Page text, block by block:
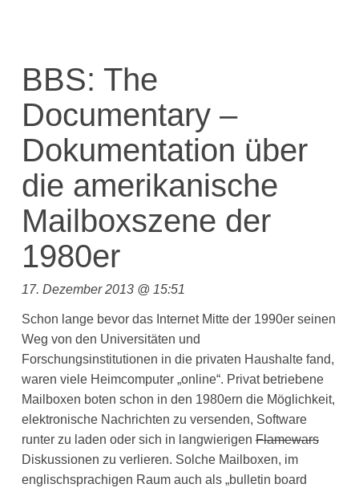
BBS: The
Documentary –
Dokumentation über
die amerikanische
Mailboxszene der
1980er
17. Dezember 2013 @ 15:51
Schon lange bevor das Internet Mitte der 1990er seinen
Weg von den Universitäten und
Forschungsinstitutionen in die privaten Haushalte fand,
waren viele Heimcomputer „online“. Privat betriebene
Mailboxen boten schon in den 1980ern die Möglichkeit,
elektronische Nachrichten zu versenden, Software
runter zu laden oder sich in langwierigen Flamewars
Diskussionen zu verlieren. Solche Mailboxen, im
englischsprachigen Raum auch als „bulletin board